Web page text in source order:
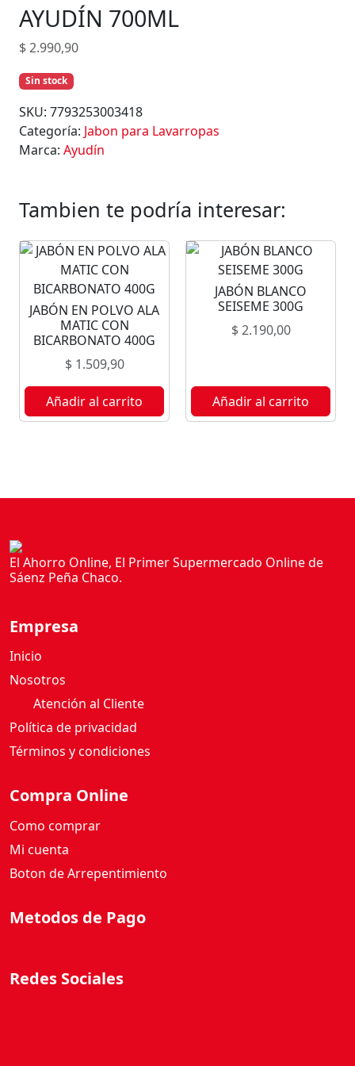
AYUDÍN 700ML
$2.990,90
Sin stock
SKU: 7793253003418
Categoría: Jabon para Lavarropas
Marca: Ayudín
Tambien te podría interesar:
JABÓN EN POLVO ALA
MATIC CON
BICARBONATO 400G
$1.509,90
Añadir al carrito
JABÓN BLANCO
SEISEME 300G
$2.190,00
Añadir al carrito
El Ahorro Online, El Primer Supermercado Online de
Sáenz Peña Chaco.
Empresa
Inicio
Nosotros
Atención al Cliente
Política de privacidad
Términos y condiciones
Compra Online
Como comprar
Mi cuenta
Boton de Arrepentimiento
Metodos de Pago
Redes Sociales